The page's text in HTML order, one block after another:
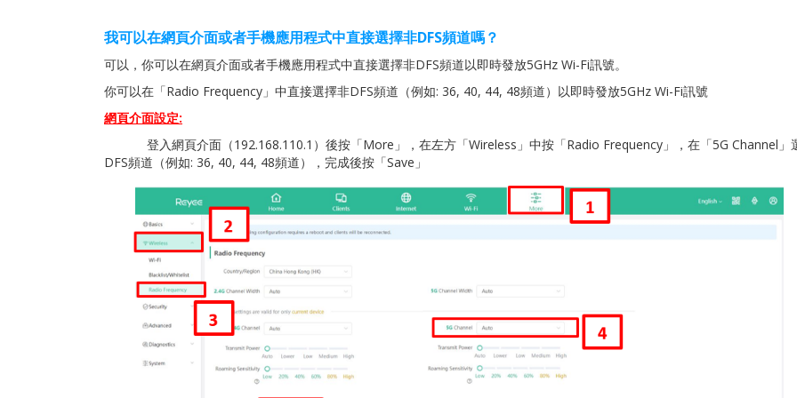
我可以在網頁介面或者手機應用程式中直接選擇非DFS頻道嗎？
可以，你可以在網頁介面或者手機應用程式中直接選擇非DFS頻道以即時發放5GHz Wi-Fi訊號。
你可以在「Radio Frequency」中直接選擇非DFS頻道（例如: 36, 40, 44, 48頻道）以即時發放5GHz Wi-Fi訊號
網頁介面設定:
登入網頁介面（192.168.110.1）後按「More」，在左方「Wireless」中按「Radio Frequency」，在「5G Channel」
DFS頻道（例如: 36, 40, 44, 48頻道），完成後按「Save」